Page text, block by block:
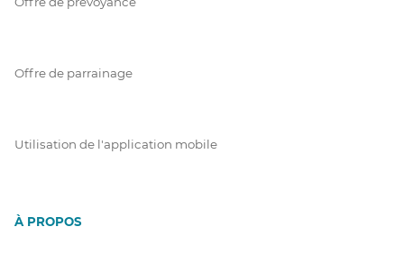
Offre de parrainage
Utilisation de l'application mobile
À PROPOS